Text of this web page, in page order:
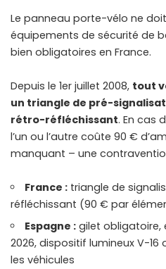
Le panneau porte-vélo ne
équipements de sécurité de
bien obligatoires en France.
Depuis le 1er juillet 2008, tout
un triangle de pré-
rétro-réfléchissant. En cas
l’un ou l’autre coûte 90 €
manquant – une
France : triangle de
réfléchissant (90 € par
Espagne : gilet obligatoire,
2026, dispositif lumineux V-
les véhicules